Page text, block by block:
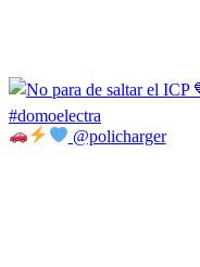
@policharger